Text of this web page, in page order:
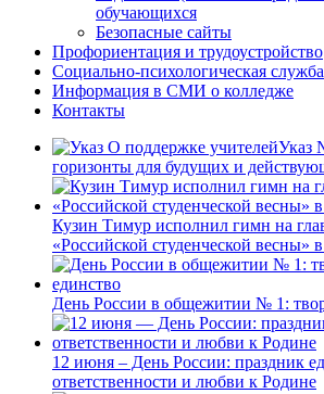
обучающихся
Безопасные сайты
Профориентация и трудоустройство
Социально-психологическая служба
Информация в СМИ о колледже
Контакты
Указ
горизонты для будущих и
Кузин Тимур исполнил гимн на
«Российской студенческой весны»
День России в общежитии № 1:
12 июня – День России: праздник
ответственности и любви к Родине